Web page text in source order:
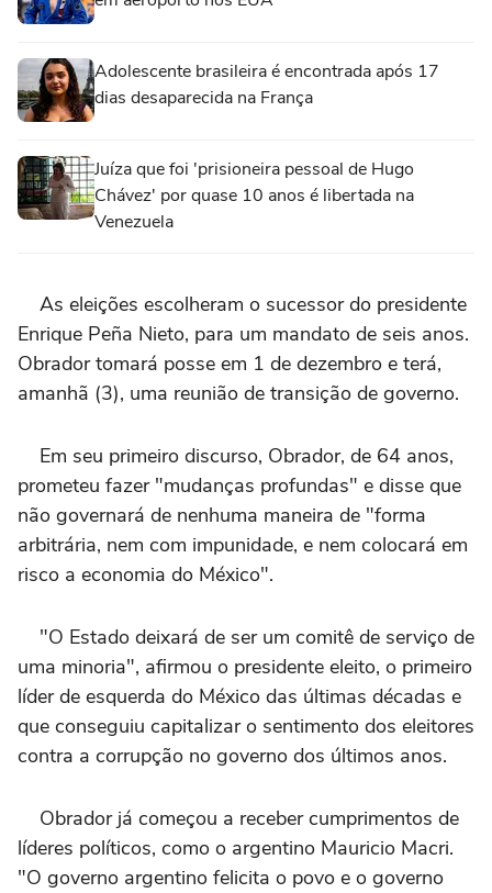
Adolescente brasileira é encontrada após 17
dias desaparecida na França
Juíza que foi 'prisioneira pessoal de Hugo
Chávez' por quase 10 anos é libertada na
Venezuela
As eleições escolheram o sucessor do presidente
Enrique Peña Nieto, para um mandato de seis anos.
Obrador tomará posse em 1 de dezembro e terá,
amanhã (3), uma reunião de transição de governo.
Em seu primeiro discurso, Obrador, de 64 anos,
prometeu fazer "mudanças profundas" e disse que
não governará de nenhuma maneira de "forma
arbitrária, nem com impunidade, e nem colocará em
risco a economia do México".
"O Estado deixará de ser um comitê de serviço de
uma minoria", afirmou o presidente eleito, o primeiro
líder de esquerda do México das últimas décadas e
que conseguiu capitalizar o sentimento dos eleitores
contra a corrupção no governo dos últimos anos.
Obrador já começou a receber cumprimentos de
líderes políticos, como o argentino Mauricio Macri.
"O governo argentino felicita o povo e o governo